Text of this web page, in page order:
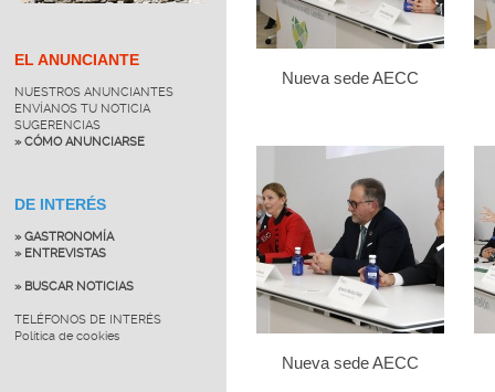
EL ANUNCIANTE
NUESTROS ANUNCIANTES
ENVÍANOS TU NOTICIA
SUGERENCIAS
» CÓMO ANUNCIARSE
DE INTERÉS
» GASTRONOMÍA
» ENTREVISTAS
» BUSCAR NOTICIAS
TELÉFONOS DE INTERÉS
Política de cookies
Nueva sede AECC
Nueva sede AECC